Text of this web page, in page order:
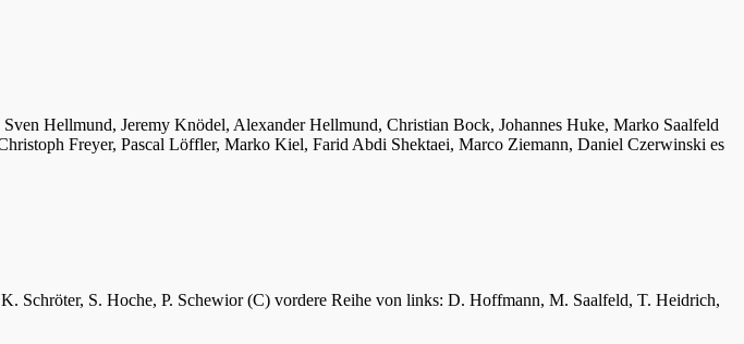
Hellmund, Jeremy Knödel, Alexander Hellmund, Christian Bock, Johannes Huke, Marko Saalfeld
Freyer, Pascal Löffler, Marko Kiel, Farid Abdi Shektaei, Marco Ziemann, Daniel Czerwinski es
S. Hoche, P. Schewior (C) vordere Reihe von links: D. Hoffmann, M. Saalfeld, T. Heidrich,